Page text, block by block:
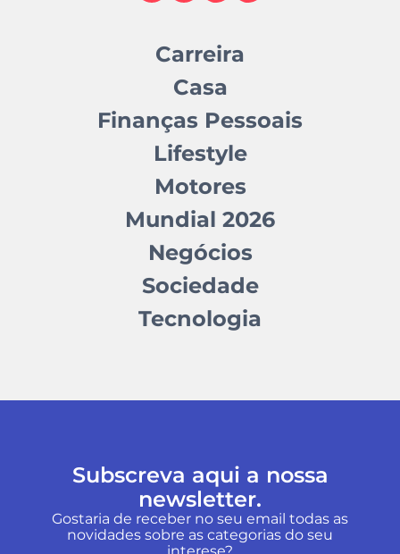
Carreira
Casa
Finanças Pessoais
Lifestyle
Motores
Mundial 2026
Negócios
Sociedade
Tecnologia
Subscreva aqui a nossa
newsletter.
Gostaria de receber no seu email todas as
novidades sobre as categorias do seu